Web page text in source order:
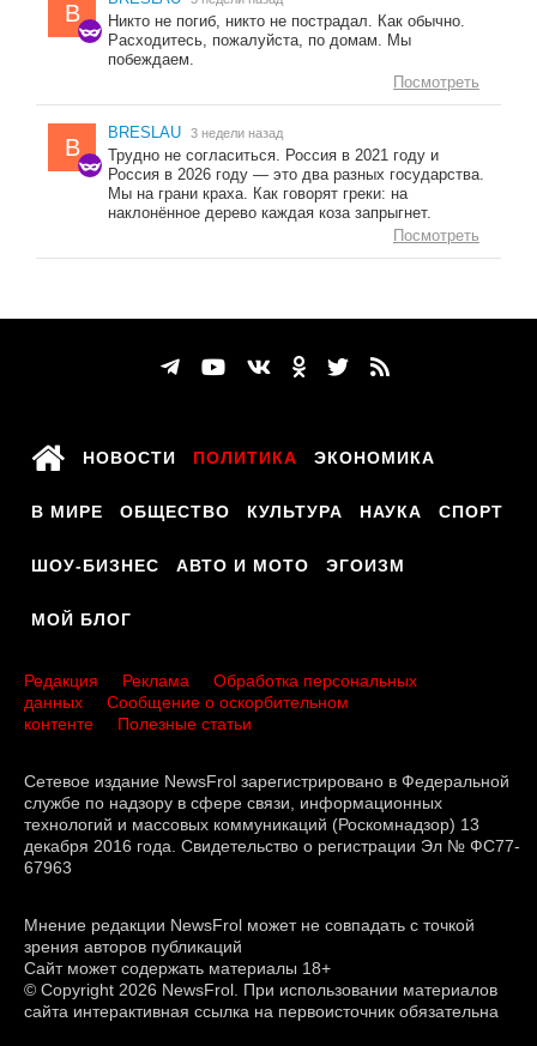
B
Никто не погиб, никто не пострадал. Как обычно.
Расходитесь, пожалуйста, по домам. Мы
побеждаем.
Посмотреть
B
BRESLAU 3 недели назад
Трудно не согласиться. Россия в 2021 году и
Россия в 2026 году — это два разных государства.
Мы на грани краха. Как говорят греки: на
наклонённое дерево каждая коза запрыгнет.
Посмотреть
НОВОСТИ ПОЛИТИКА ЭКОНОМИКА
В МИРЕ ОБЩЕСТВО КУЛЬТУРА НАУКА СПОРТ
ШОУ-БИЗНЕС АВТО И МОТО ЭГОИЗМ
МОЙ БЛОГ
Редакция Реклама
Обработка персональных
данных
Сообщение о оскорбительном
контенте
Полезные статьи
Сетевое издание NewsFrol зарегистрировано в Федеральной
службе по надзору в сфере связи, информационных
технологий и массовых коммуникаций (Роскомнадзор) 13
декабря 2016 года. Свидетельство о регистрации Эл № ФС77-
67963
Мнение редакции NewsFrol может не совпадать с точкой
зрения авторов публикаций
Сайт может содержать материалы 18+
© Copyright 2026 NewsFrol. При использовании материалов
сайта интерактивная ссылка на первоисточник обязательна